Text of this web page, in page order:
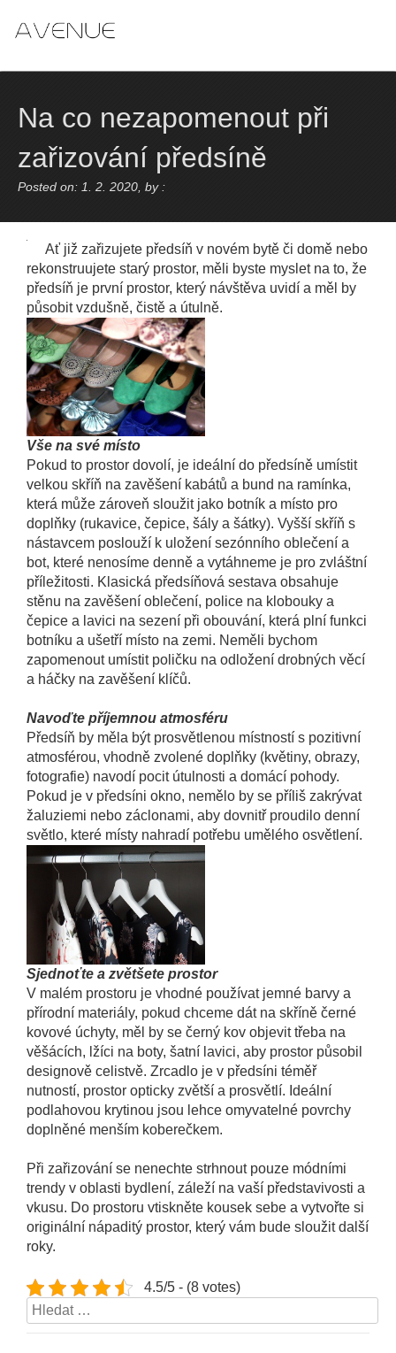
Na co nezapomenout při
zařizování předsíně
Posted on: 1. 2. 2020, by :
Ať již zařizujete předsíň v novém bytě či domě nebo
rekonstruujete starý prostor, měli byste myslet na to, že
předsíň je první prostor, který návštěva uvidí a měl by
působit vzdušně, čistě a útulně.
Vše na své místo
Pokud to prostor dovolí, je ideální do předsíně umístit
velkou skříň na zavěšení kabátů a bund na ramínka,
která může zároveň sloužit jako botník a místo pro
doplňky (rukavice, čepice, šály a šátky). Vyšší skříň s
nástavcem poslouží k uložení sezónního oblečení a
bot, které nenosíme denně a vytáhneme je pro zvláštní
příležitosti. Klasická předsíňová sestava obsahuje
stěnu na zavěšení oblečení, police na klobouky a
čepice a lavici na sezení při obouvání, která plní funkci
botníku a ušetří místo na zemi. Neměli bychom
zapomenout umístit poličku na odložení drobných věcí
a háčky na zavěšení klíčů.
Navoďte příjemnou atmosféru
Předsíň by měla být prosvětlenou místností s pozitivní
atmosférou, vhodně zvolené doplňky (květiny, obrazy,
fotografie) navodí pocit útulnosti a domácí pohody.
Pokud je v předsíni okno, nemělo by se příliš zakrývat
žaluziemi nebo záclonami, aby dovnitř proudilo denní
světlo, které místy nahradí potřebu umělého osvětlení.
Sjednoťte a zvětšete prostor
V malém prostoru je vhodné používat jemné barvy a
přírodní materiály, pokud chceme dát na skříně černé
kovové úchyty, měl by se černý kov objevit třeba na
věšácích, lžíci na boty, šatní lavici, aby prostor působil
designově celistvě. Zrcadlo je v předsíni téměř
nutností, prostor opticky zvětší a prosvětlí. Ideální
podlahovou krytinou jsou lehce omyvatelné povrchy
doplněné menším koberečkem.
Při zařizování se nenechte strhnout pouze módními
trendy v oblasti bydlení, záleží na vaší představivosti a
vkusu. Do prostoru vtiskněte kousek sebe a vytvořte si
originální nápaditý prostor, který vám bude sloužit další
roky.
4.5/5 - (8 votes)
Vyhledávání